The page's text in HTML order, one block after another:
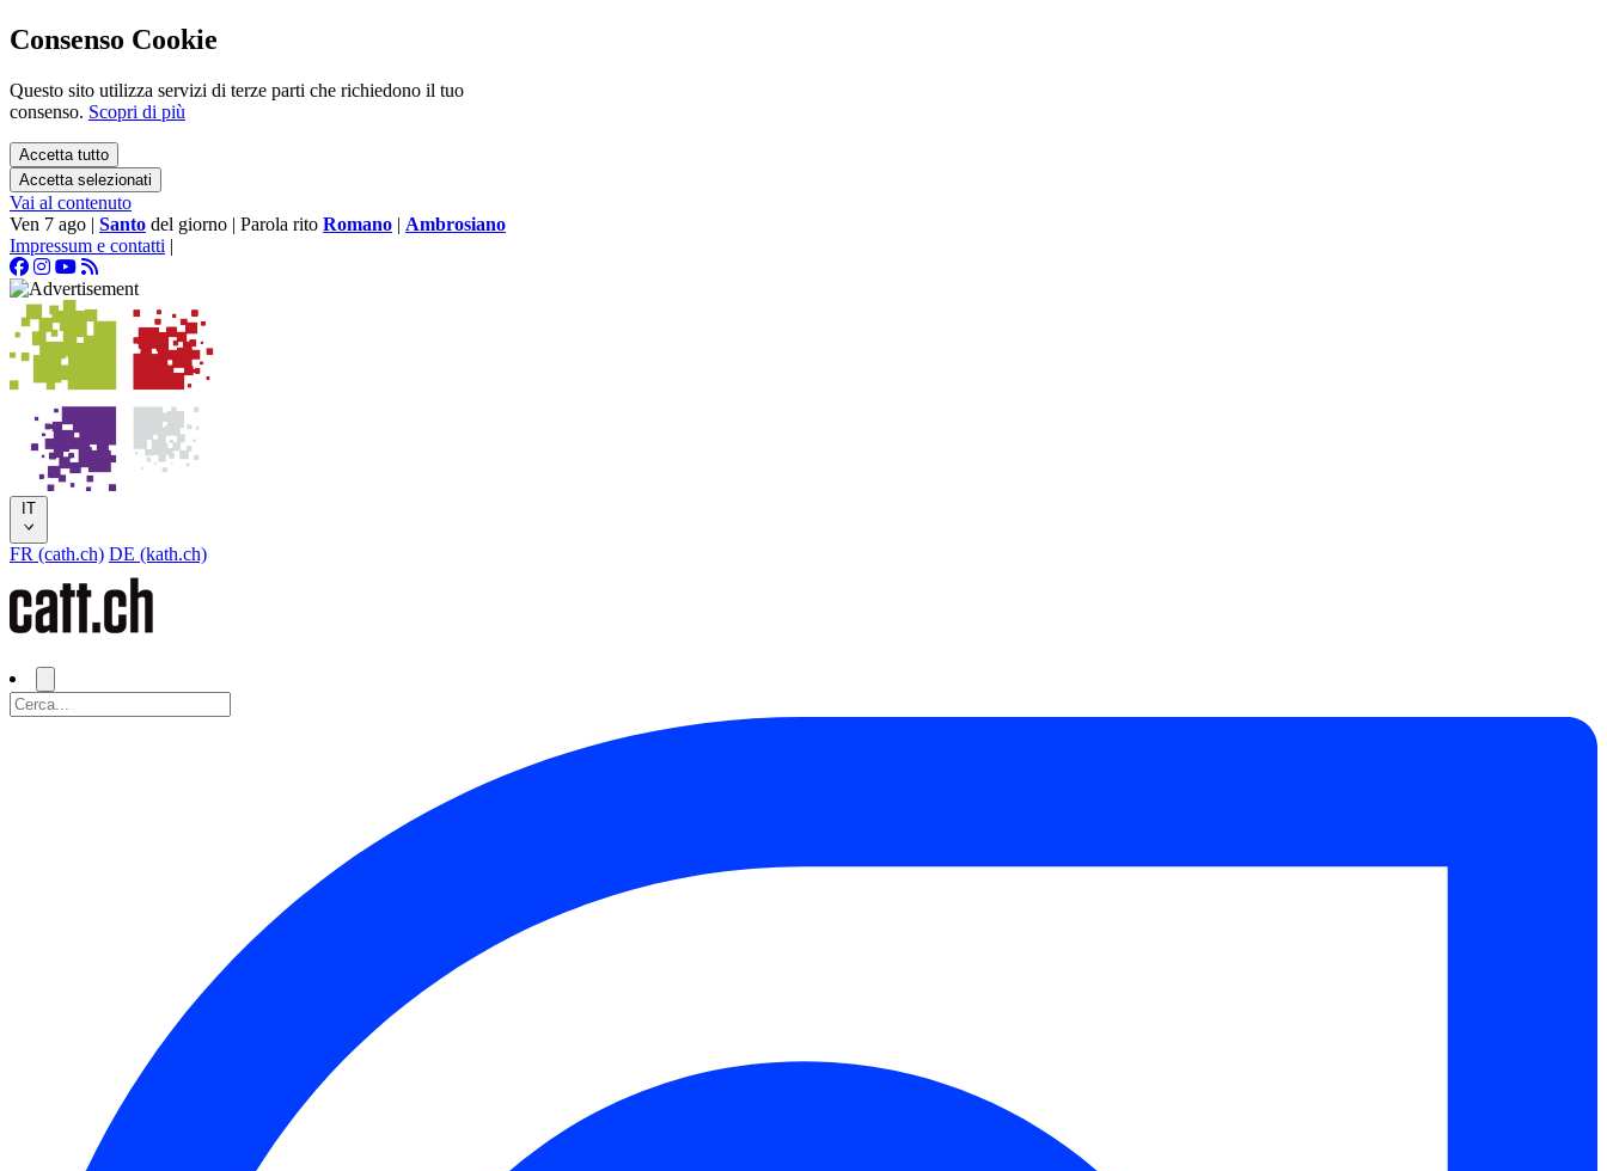
Consenso Cookie
Questo sito utilizza servizi di terze parti che richiedono il tuo
consenso. Scopri di più
Accetta tutto
Accetta selezionati
Vai al contenuto
Ven 7 ago | Santo del giorno | Parola rito Romano | Ambrosiano
Impressum e contatti |
IT
FR (cath.ch) DE (kath.ch)